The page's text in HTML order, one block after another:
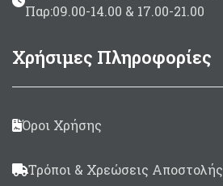
Παρ:09.00-14.00 & 17.00-21.00
Χρήσιμες Πληροφορίες
Όροι Χρήσης
Τρόποι & Χρεώσεις Αποστολής